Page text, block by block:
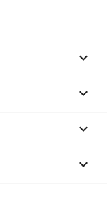



keyboard_arrow_down